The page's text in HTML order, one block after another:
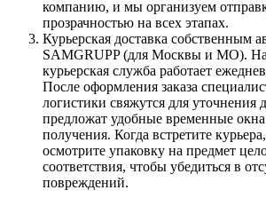
компанию, и мы организуем
прозрачностью на всех этапах.
Курьерская доставка собственным
SAMGRUPP (для Москвы и МО).
курьерская служба работает
После оформления заказа
логистики свяжутся для уточнения
предложат удобные временные окна
получения. Когда встретите
осмотрите упаковку на предмет
соответствия, чтобы убедиться в
повреждений.